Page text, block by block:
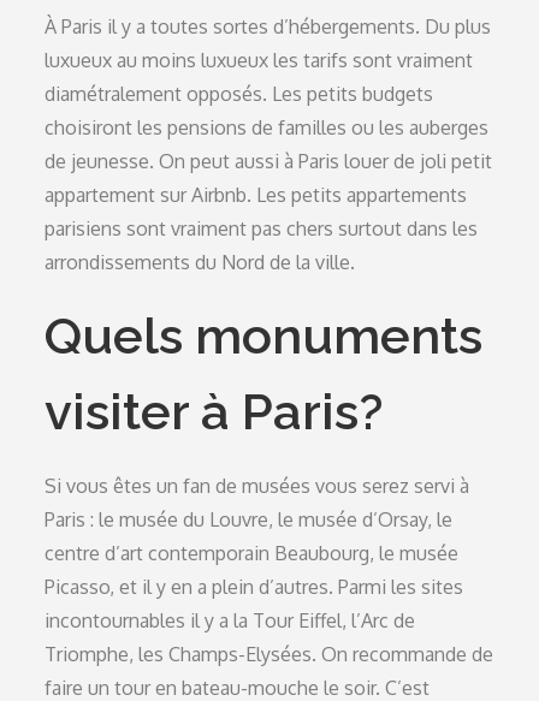
À Paris il y a toutes sortes d’hébergements. Du plus
luxueux au moins luxueux les tarifs sont vraiment
diamétralement opposés. Les petits budgets
choisiront les pensions de familles ou les auberges
de jeunesse. On peut aussi à Paris louer de joli petit
appartement sur Airbnb. Les petits appartements
parisiens sont vraiment pas chers surtout dans les
arrondissements du Nord de la ville.
Quels monuments
visiter à Paris?
Si vous êtes un fan de musées vous serez servi à
Paris : le musée du Louvre, le musée d’Orsay, le
centre d’art contemporain Beaubourg, le musée
Picasso, et il y en a plein d’autres. Parmi les sites
incontournables il y a la Tour Eiffel, l’Arc de
Triomphe, les Champs-Elysées. On recommande de
faire un tour en bateau-mouche le soir. C’est